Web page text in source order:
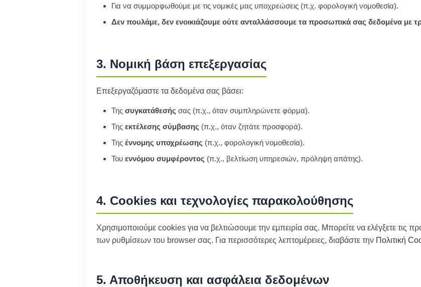
Για να συμμορφωθούμε με τις νομικές μας υποχρεώσεις (π.χ. φορολογική νομοθεσία).
Δεν πουλάμε, δεν ενοικιάζουμε ούτε ανταλλάσσουμε τα προσωπικά σας δεδομένα με
3. Νομική βάση επεξεργασίας
Επεξεργαζόμαστε τα δεδομένα σας βάσει:
Της συγκατάθεσής σας (π.χ., όταν συμπληρώνετε φόρμα).
Της εκτέλεσης σύμβασης (π.χ., όταν ζητάτε προσφορά).
Της έννομης υποχρέωσης (π.χ., φορολογική νομοθεσία).
Του εννόμου συμφέροντος (π.χ., βελτίωση υπηρεσιών, πρόληψη απάτης).
4. Cookies και τεχνολογίες παρακολούθησης
Χρησιμοποιούμε cookies για να βελτιώσουμε την εμπειρία σας. Μπορείτε να ελέγξετε τις
των ρυθμίσεων του browser σας. Για περισσότερες λεπτομέρειες, διαβάστε την Πολιτική
5. Αποθήκευση και ασφάλεια δεδομένων